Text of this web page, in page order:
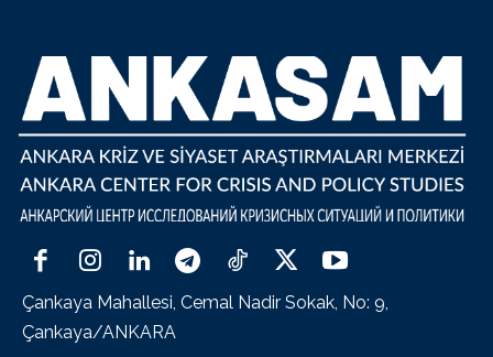
Çankaya Mahallesi, Cemal Nadir Sokak, No: 9,
Çankaya/ANKARA